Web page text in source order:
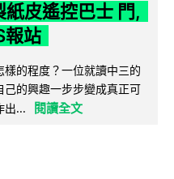
皮遙控巴士 門,
報站
的程度？一位就讀中三的
的興趣一步步變成真正可
出...
閱讀全文